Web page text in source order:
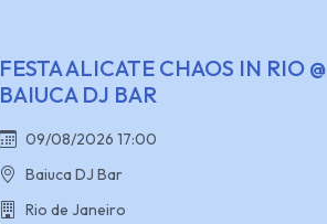
FESTA ALICATE CHAOS IN RIO @
BAIUCA DJ BAR
09/08/2026 17:00
Baiuca DJ Bar
Rio de Janeiro